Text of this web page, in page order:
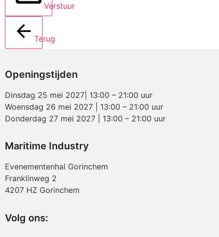
Verstuur
Terug
Openingstijden
Dinsdag 25 mei 2027| 13:00 – 21:00 uur
Woensdag 26 mei 2027 | 13:00 – 21:00 uur
Donderdag 27 mei 2027 | 13:00 – 21:00 uur
Maritime Industry
Evenementenhal Gorinchem
Franklinweg 2
4207 HZ Gorinchem
Volg ons: